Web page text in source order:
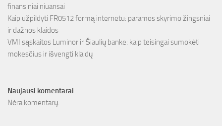
finansiniai niuansai
Kaip užpildyti FR0512 formą internetu: paramos skyrimo žingsniai
ir dažnos klaidos
VMI sąskaitos Luminor ir Šiaulių banke: kaip teisingai sumokėti
mokesčius ir išvengti klaidų
Naujausi komentarai
Nėra komentarų.